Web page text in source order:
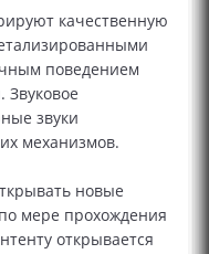
качественную
поведением
Звуковое
звуки
механизмов.
новые
мере прохождения
открывается